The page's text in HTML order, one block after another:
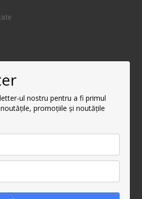
ul nostru pentru a fi primul
promoțiile și noutățile